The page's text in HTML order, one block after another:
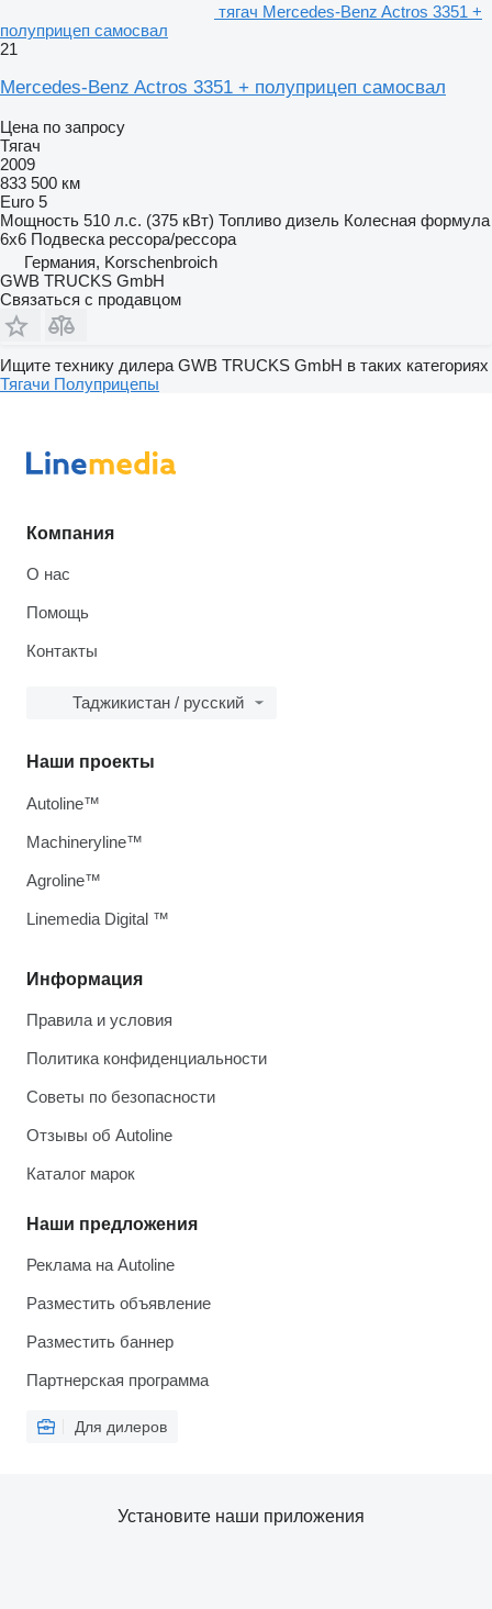
тягач Mercedes-Benz Actros 3351 +
полуприцеп самосвал
21
Mercedes-Benz Actros 3351 + полуприцеп самосвал
Цена по запросу
Тягач
2009
833 500 км
Euro 5
Мощность 510 л.с. (375 кВт) Топливо дизель Колесная формула
6x6 Подвеска рессора/рессора
Германия, Korschenbroich
GWB TRUCKS GmbH
Связаться с продавцом
Ищите технику дилера GWB TRUCKS GmbH в таких категориях
Тягачи Полуприцепы
Компания
О нас
Помощь
Контакты
Таджикистан / русский
Информация
Правила и условия
Политика конфиденциальности
Советы по безопасности
Отзывы об Autoline
Каталог марок
Наши предложения
Реклама на Autoline
Разместить объявление
Разместить баннер
Партнерская программа
Для дилеров
Наши проекты
Autoline™
Machineryline™
Agroline™
Linemedia Digital ™
Установите наши приложения